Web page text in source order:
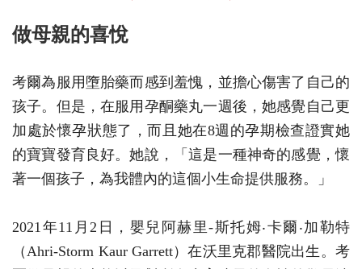
做母親的喜悅
考爾為服用墮胎藥而感到羞愧，並擔心傷害了自己的
孩子。但是，在服用孕酮藥丸一週後，她感覺自己更
加處於懷孕狀態了，而且她在8週的孕期檢查證實她
的寶寶發育良好。她說，「這是一種神奇的感覺，懷
著一個孩子，為我體內的這個小生命提供服務。」
2021年11月2日，嬰兒阿赫里-斯托姆‧卡爾‧加勒特
（Ahri-Storm Kaur Garrett）在沃里克郡醫院出生。考